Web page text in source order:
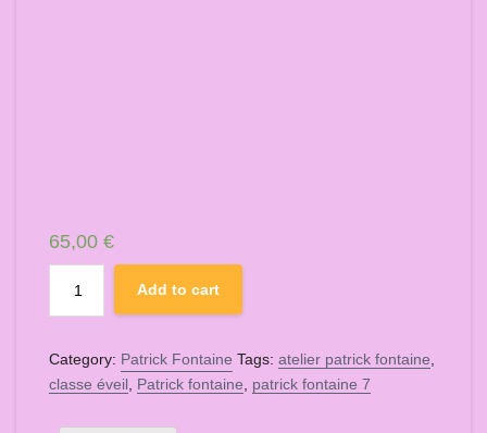
65,00 €
Fontaine
ligne
Add to cart
Category: Patrick Fontaine Tags: atelier patrick fontaine,
classe éveil, Patrick fontaine, patrick fontaine 7